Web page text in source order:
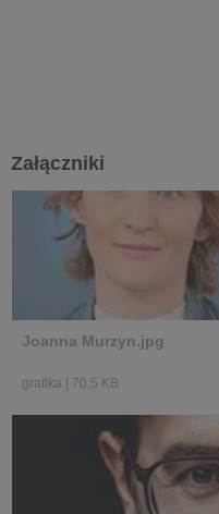
Załączniki
Joanna Murzyn.jpg
grafika 70,5 KB